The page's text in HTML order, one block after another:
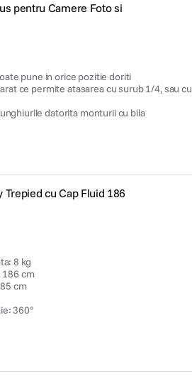
pentru Camere Foto si
pune in orice pozitie doriti
ce permite atasarea cu surub 1/4, sau cu
datorita monturii cu bila
Trepied cu Cap Fluid 186
8 kg
186 cm
cm
360°